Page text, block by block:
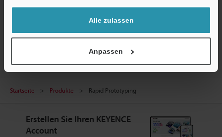
haben.
Alle zulassen
Anpassen
Startseite Produkte Rapid Prototyping
Erstellen Sie Ihren KEYENCE
Account